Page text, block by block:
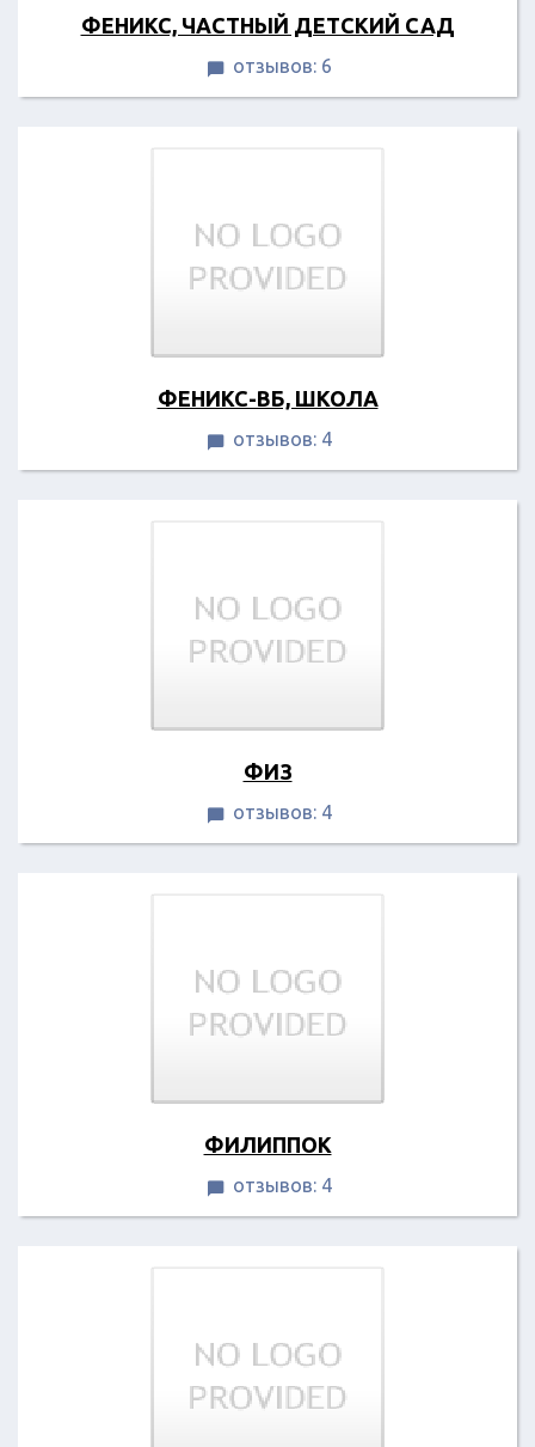
ФЕНИКС, ЧАСТНЫЙ ДЕТСКИЙ САД
 отзывов: 6
ФЕНИКС-ВБ, ШКОЛА
 отзывов: 4
ФИЗ
 отзывов: 4
ФИЛИППОК
 отзывов: 4